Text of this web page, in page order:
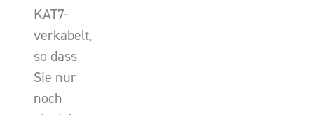
KAT7-
verkabelt,
so dass
Sie nur
noch